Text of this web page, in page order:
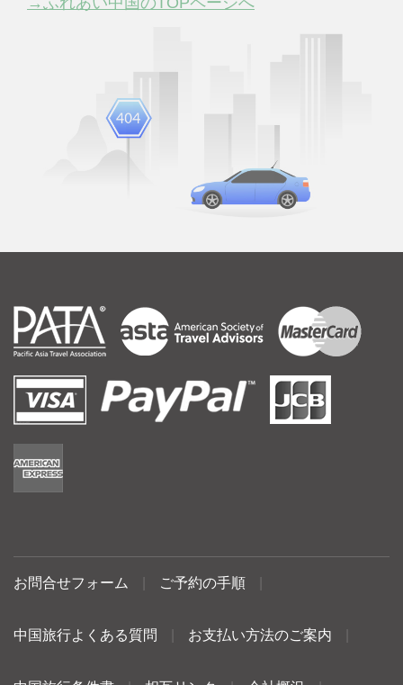
お問合せフォーム ご予約の手順
中国旅行よくある質問 お支払い方法のご案内